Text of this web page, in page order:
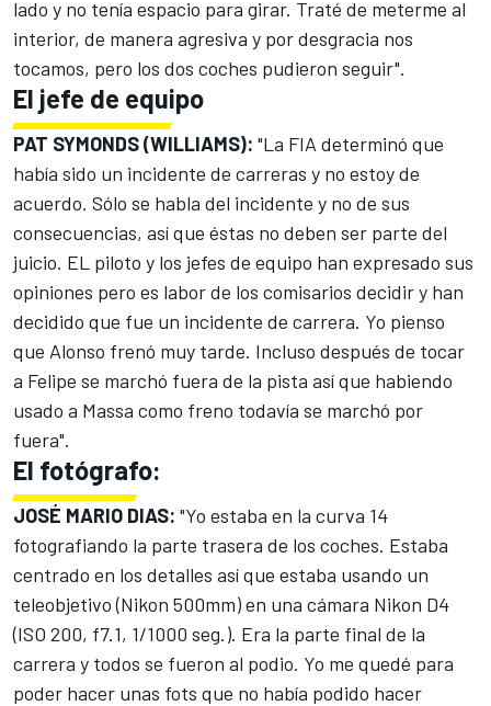
lado y no tenía espacio para girar. Traté de meterme al
interior, de manera agresiva y por desgracia nos
tocamos, pero los dos coches pudieron seguir".
El jefe de equipo
PAT SYMONDS (WILLIAMS): "La FIA determinó que
había sido un incidente de carreras y no estoy de
acuerdo. Sólo se habla del incidente y no de sus
consecuencias, así que éstas no deben ser parte del
juicio. EL piloto y los jefes de equipo han expresado sus
opiniones pero es labor de los comisarios decidir y han
decidido que fue un incidente de carrera. Yo pienso
que Alonso frenó muy tarde. Incluso después de tocar
a Felipe se marchó fuera de la pista así que habiendo
usado a Massa como freno todavía se marchó por
fuera".
El fotógrafo:
JOSÉ MARIO DIAS: "Yo estaba en la curva 14
fotografiando la parte trasera de los coches. Estaba
centrado en los detalles así que estaba usando un
teleobjetivo (Nikon 500mm) en una cámara Nikon D4
(ISO 200, f7.1, 1/1000 seg.). Era la parte final de la
carrera y todos se fueron al podio. Yo me quedé para
poder hacer unas fots que no había podido hacer